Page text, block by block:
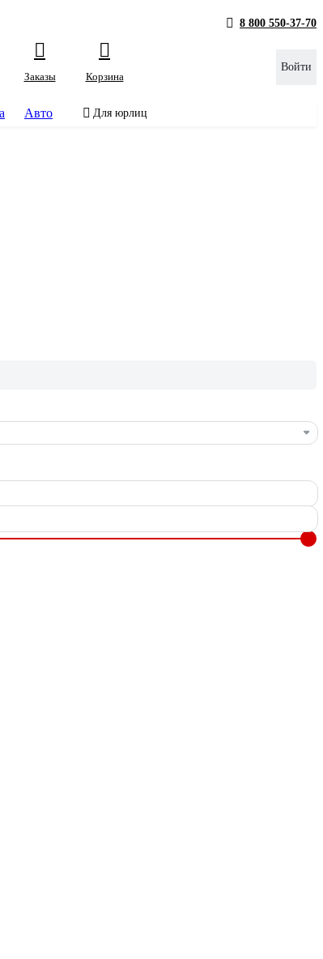
8 800 550-37-70
Заказы Корзина
Войти
Авто Для юрлиц